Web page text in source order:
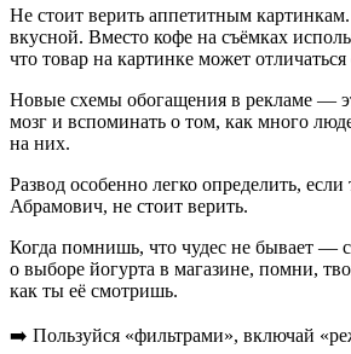
Не стоит верить аппетитным
вкусной. Вместо кофе на съёмках
что товар на картинке может
Новые схемы обогащения в рекламе —
мозг и вспоминать о том, как много
на них.
Развод особенно легко определить,
Абрамович, не стоит верить.
Когда помнишь, что чудес не бывает —
о выборе йогурта в магазине, помни,
как ты её смотришь.
➡️ Пользуйся «фильтрами», включай